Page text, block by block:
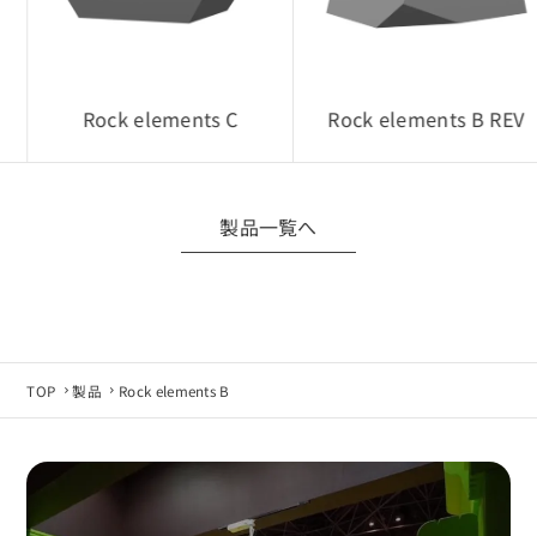
Rock elements C Rock elements B REV
製品一覧へ
・無断転載・再配布・改変利用
製品仕様変更などにより、CADデータは予告なく
使用環境やソフトウェア環境によっては正常に動
作しない場合があります。
責任を負いかねます。
■ 同意について
TOP 製品 Rock elements B